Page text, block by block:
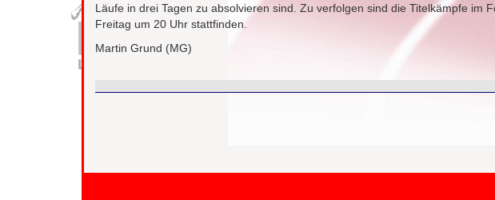
Läufe in drei Tagen zu absolvieren sind. Zu verfolgen sind die Titelkämpfe im
Freitag um 20 Uhr stattfinden.
Martin Grund (MG)